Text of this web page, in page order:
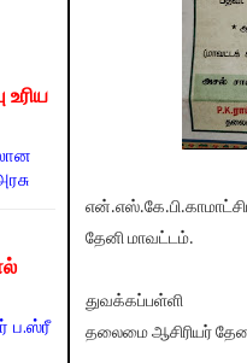
உரிய
ப.ஸ்ரீ
தேனி மாவட்டம்.
துவக்கப்பள்ளி
தலைமை ஆசிரியர்